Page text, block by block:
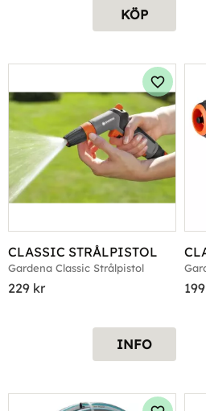
KÖP
CLASSIC STRÅLPISTOL
Gardena Classic Strålpistol
229 kr
Lägg
INFO
199